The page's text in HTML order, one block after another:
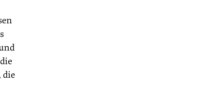
die